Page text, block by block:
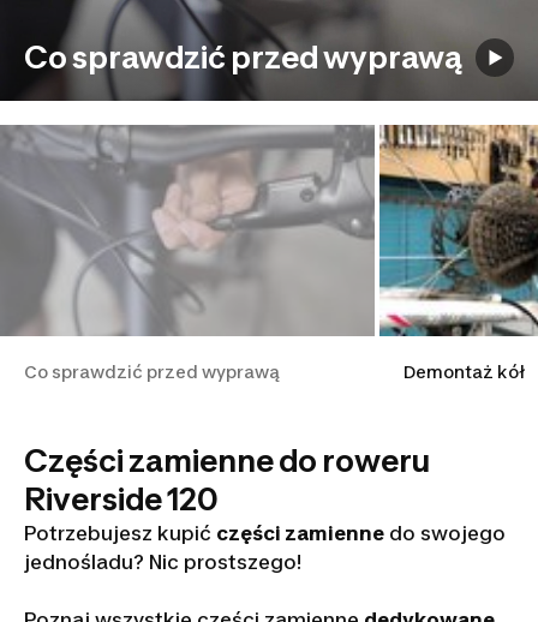
Co sprawdzić przed wyprawą
Co sprawdzić przed wyprawą Demontaż kół
Części zamienne do roweru
Riverside 120
Potrzebujesz kupić części zamienne do swojego
jednośladu? Nic prostszego!